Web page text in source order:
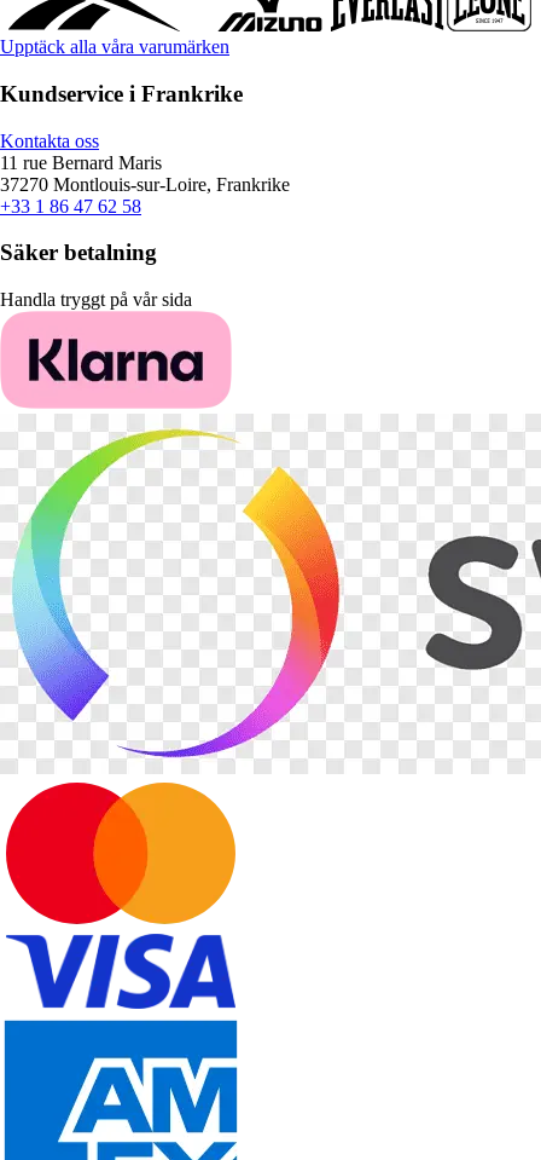
Upptäck alla våra varumärken
Kundservice i Frankrike
Kontakta oss
11 rue Bernard Maris
37270 Montlouis-sur-Loire, Frankrike
+33 1 86 47 62 58
Säker betalning
Handla tryggt på vår sida